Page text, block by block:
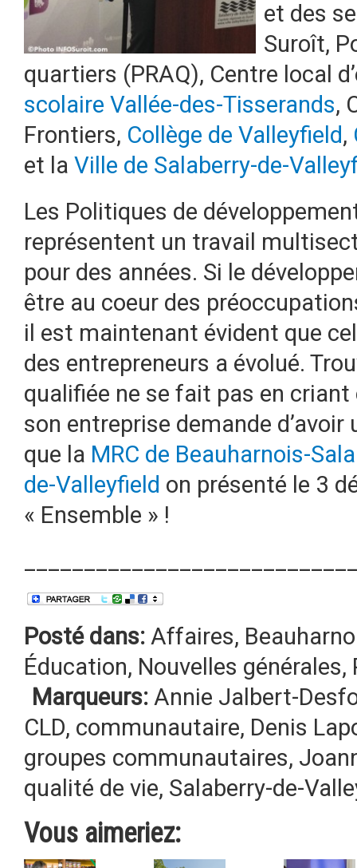
et des
Suroît,
quartiers (PRAQ), Centre local
scolaire Vallée-des-Tisserands,
Frontiers, Collège de Valleyfield,
et la Ville de Salaberry-de-
Les Politiques de
représentent un travail
pour des années. Si le
être au coeur des
il est maintenant évident que
des entrepreneurs a évolué.
qualifiée ne se fait pas en
son entreprise demande
que la MRC de Beauharnois-
de-Valleyfield on présenté le 3
« Ensemble » !
Posté dans: Affaires,
Éducation, Nouvelles générales,
Marqueurs: Annie Jalbert-
CLD, communautaire, Denis
groupes communautaires,
qualité de vie, Salaberry-de-
Vous aimeriez: